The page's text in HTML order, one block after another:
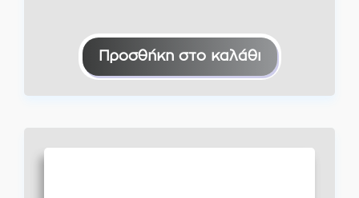
Προσθήκη στο καλάθι